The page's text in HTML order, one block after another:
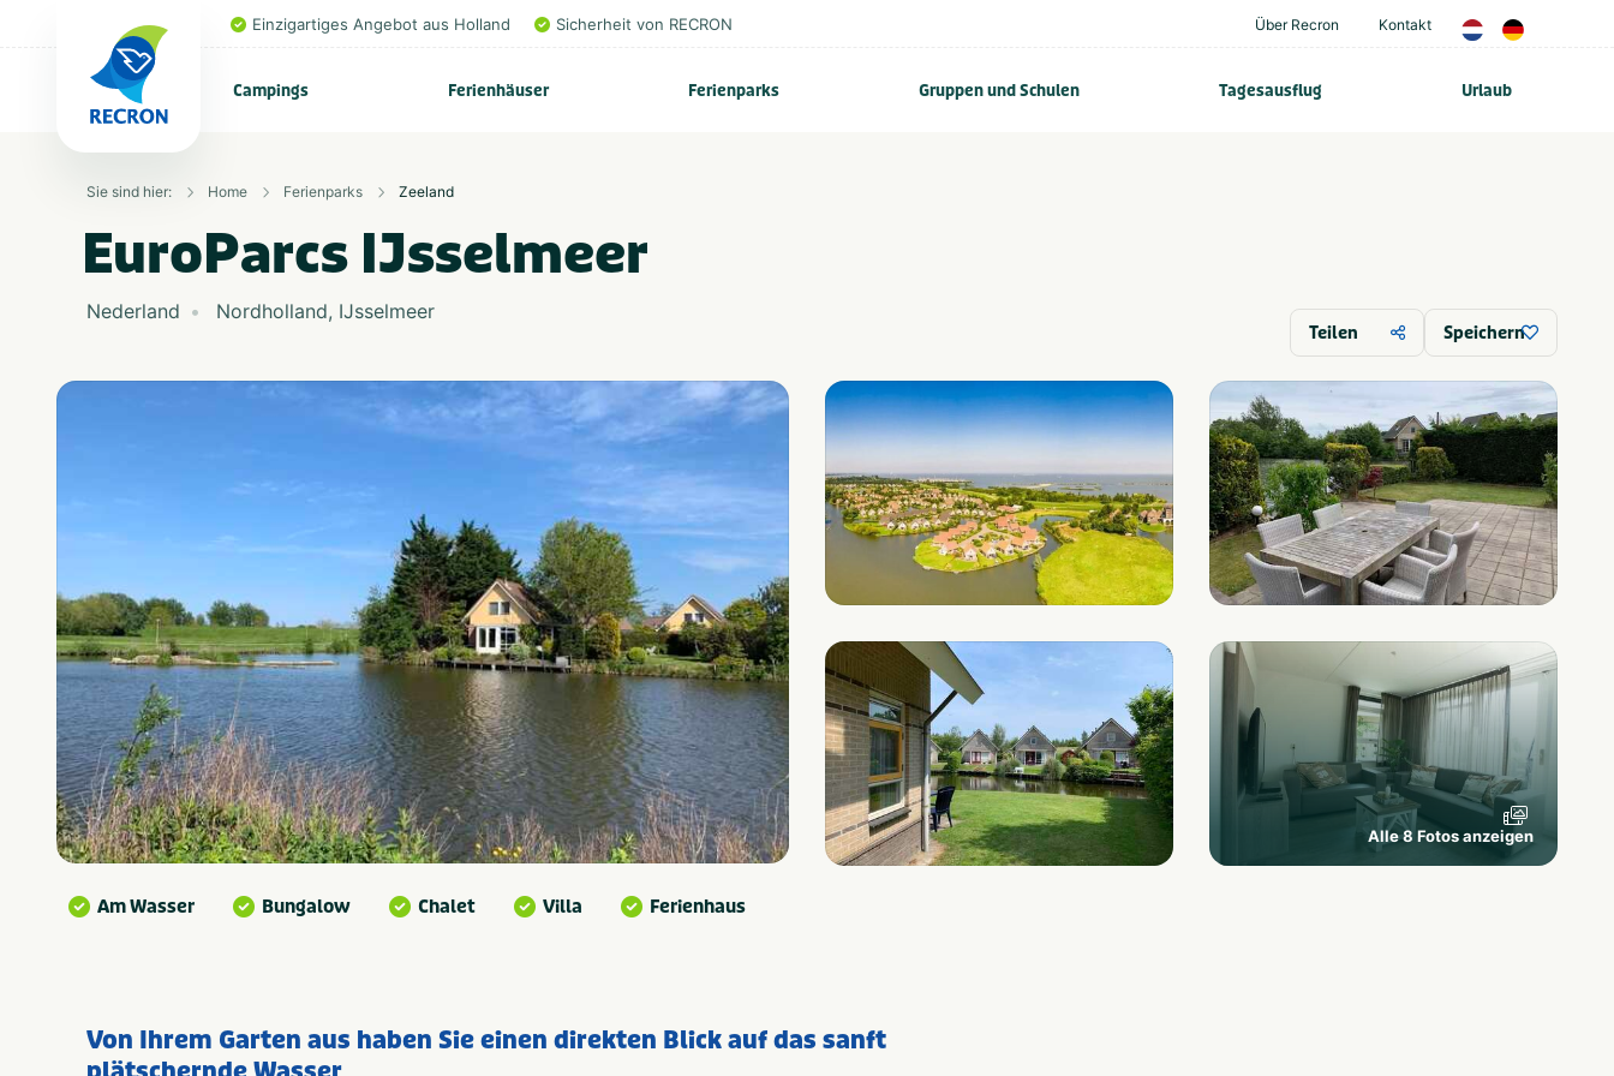
Einzigartiges Angebot aus Holland Sicherheit von RECRON Über Recron Kontakt
Campings Ferienhäuser Ferienparks Gruppen und Schulen Tagesausflug Urlaub
Sie sind hier: Home Ferienparks Zeeland
EuroParcs IJsselmeer
Nederland Nordholland, IJsselmeer
Teilen Speichern
Alle 8 Fotos anzeigen
Am Wasser Bungalow Chalet Villa Ferienhaus
Von Ihrem Garten aus haben Sie einen direkten Blick auf das sanft